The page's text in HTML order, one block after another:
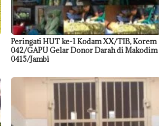
Peringati HUT ke-1 Kodam XX/TIB, Korem
042/GAPU Gelar Donor Darah di Makodim
0415/Jambi